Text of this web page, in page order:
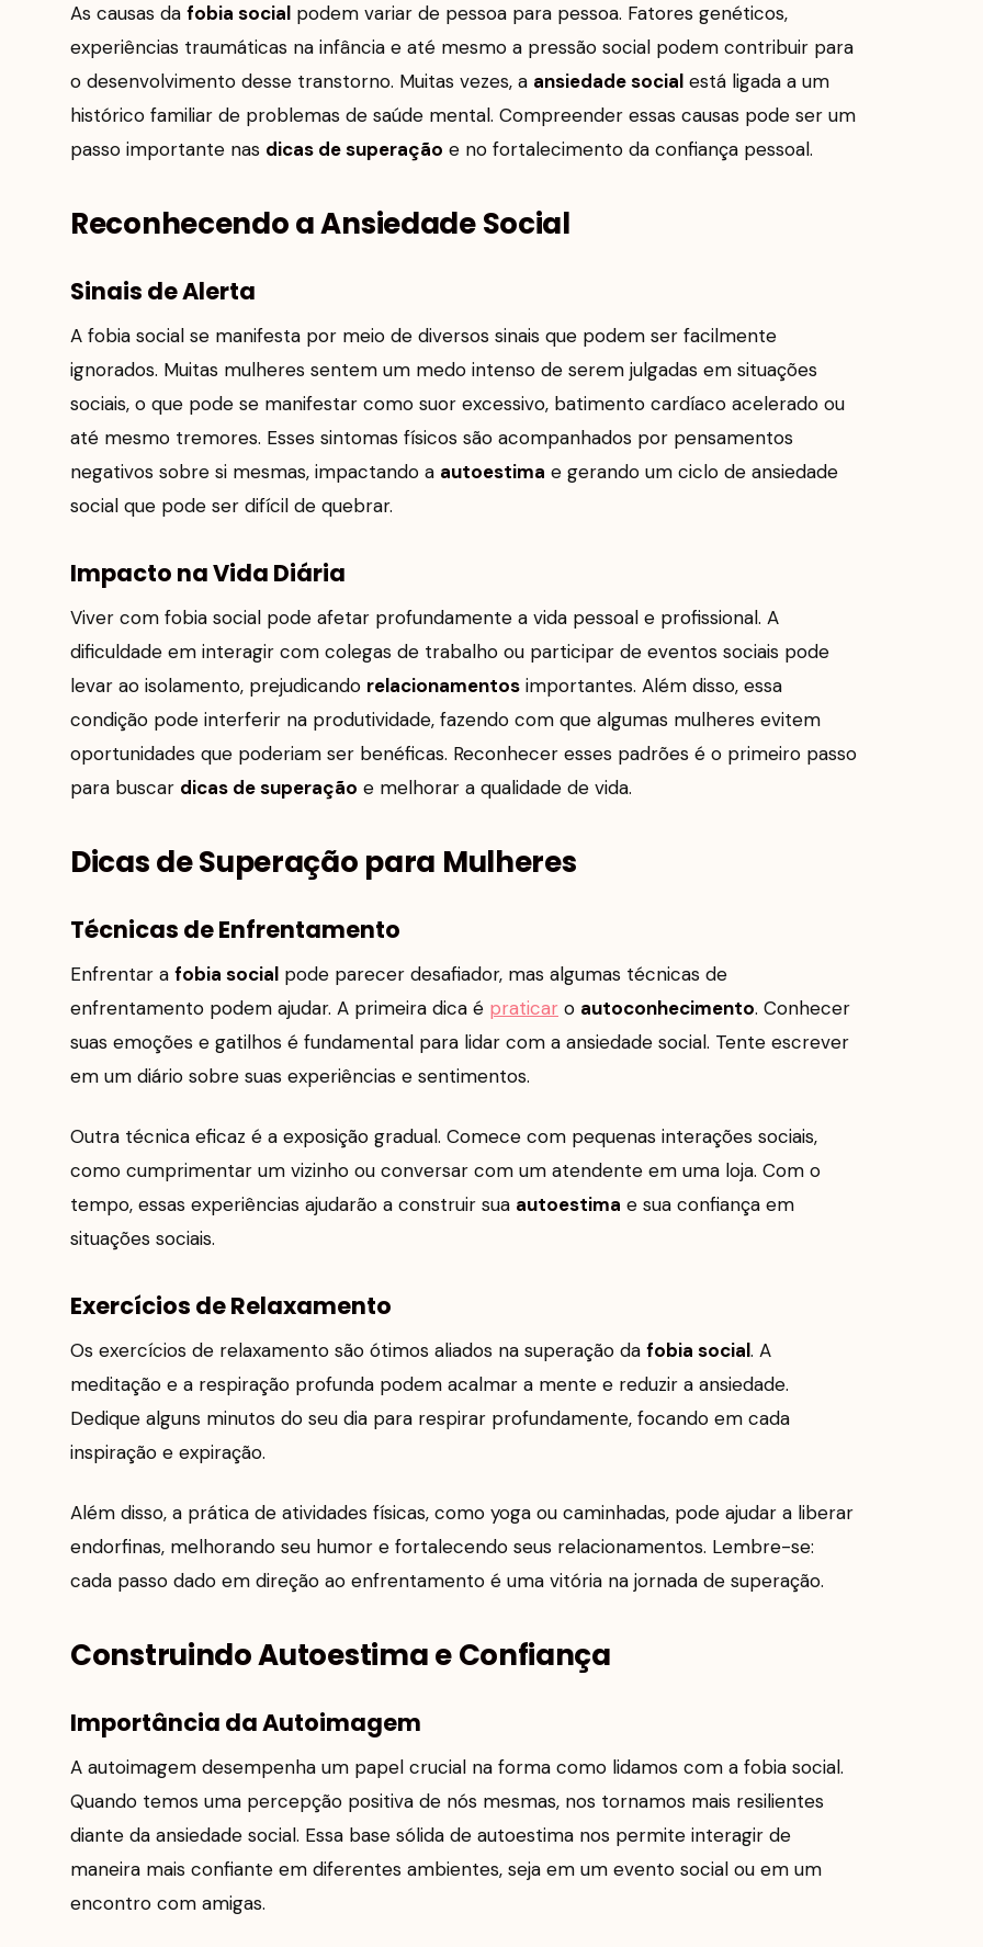
As causas da fobia social podem variar de pessoa para pessoa. Fatores genéticos,
experiências traumáticas na infância e até mesmo a pressão social podem contribuir para
o desenvolvimento desse transtorno. Muitas vezes, a ansiedade social está ligada a um
histórico familiar de problemas de saúde mental. Compreender essas causas pode ser um
passo importante nas dicas de superação e no fortalecimento da confiança pessoal.
Reconhecendo a Ansiedade Social
Sinais de Alerta
A fobia social se manifesta por meio de diversos sinais que podem ser facilmente
ignorados. Muitas mulheres sentem um medo intenso de serem julgadas em situações
sociais, o que pode se manifestar como suor excessivo, batimento cardíaco acelerado ou
até mesmo tremores. Esses sintomas físicos são acompanhados por pensamentos
negativos sobre si mesmas, impactando a autoestima e gerando um ciclo de ansiedade
social que pode ser difícil de quebrar.
Impacto na Vida Diária
Viver com fobia social pode afetar profundamente a vida pessoal e profissional. A
dificuldade em interagir com colegas de trabalho ou participar de eventos sociais pode
levar ao isolamento, prejudicando relacionamentos importantes. Além disso, essa
condição pode interferir na produtividade, fazendo com que algumas mulheres evitem
oportunidades que poderiam ser benéficas. Reconhecer esses padrões é o primeiro passo
para buscar dicas de superação e melhorar a qualidade de vida.
Dicas de Superação para Mulheres
Técnicas de Enfrentamento
Enfrentar a fobia social pode parecer desafiador, mas algumas técnicas de
enfrentamento podem ajudar. A primeira dica é praticar o autoconhecimento. Conhecer
suas emoções e gatilhos é fundamental para lidar com a ansiedade social. Tente escrever
em um diário sobre suas experiências e sentimentos.
Outra técnica eficaz é a exposição gradual. Comece com pequenas interações sociais,
como cumprimentar um vizinho ou conversar com um atendente em uma loja. Com o
tempo, essas experiências ajudarão a construir sua autoestima e sua confiança em
situações sociais.
Exercícios de Relaxamento
Os exercícios de relaxamento são ótimos aliados na superação da fobia social. A
meditação e a respiração profunda podem acalmar a mente e reduzir a ansiedade.
Dedique alguns minutos do seu dia para respirar profundamente, focando em cada
inspiração e expiração.
Além disso, a prática de atividades físicas, como yoga ou caminhadas, pode ajudar a liberar
endorfinas, melhorando seu humor e fortalecendo seus relacionamentos. Lembre-se:
cada passo dado em direção ao enfrentamento é uma vitória na jornada de superação.
Construindo Autoestima e Confiança
Importância da Autoimagem
A autoimagem desempenha um papel crucial na forma como lidamos com a fobia social.
Quando temos uma percepção positiva de nós mesmas, nos tornamos mais resilientes
diante da ansiedade social. Essa base sólida de autoestima nos permite interagir de
maneira mais confiante em diferentes ambientes, seja em um evento social ou em um
encontro com amigas.